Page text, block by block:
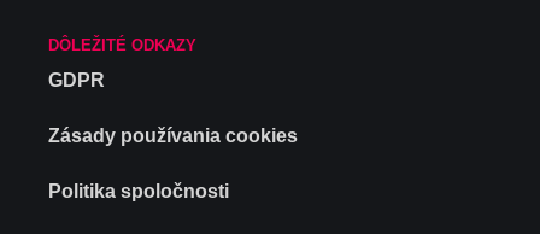
DÔLEŽITÉ ODKAZY
GDPR
Zásady používania cookies
Politika spoločnosti